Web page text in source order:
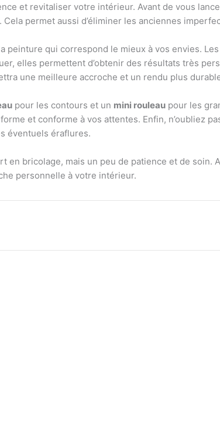
et revitaliser votre intérieur. Avant de vous
permet aussi d’éliminer les anciennes
peinture qui correspond le mieux à vos envies. Les
elles permettent d’obtenir des résultats très
une meilleure accroche et un rendu plus
pour les contours et un mini rouleau pour les
et conforme à vos attentes. Enfin, n’oubliez
éventuels éraflures.
en bricolage, mais un peu de patience et de
personnelle à votre intérieur.